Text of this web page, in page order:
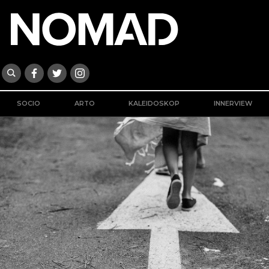
SOCIO ARTO KALEIDOSKOP INNERVIEW